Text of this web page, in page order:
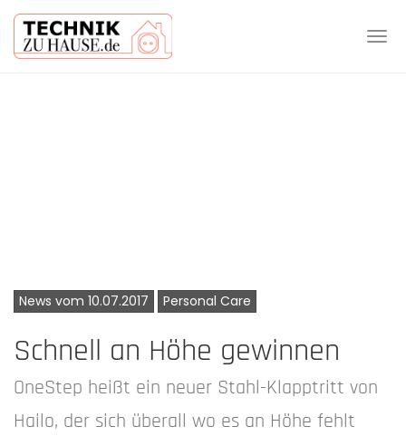
News vom 10.07.2017 Personal Care
Schnell an Höhe gewinnen
OneStep heißt ein neuer Stahl-Klapptritt von
Hailo, der sich überall wo es an Höhe fehlt